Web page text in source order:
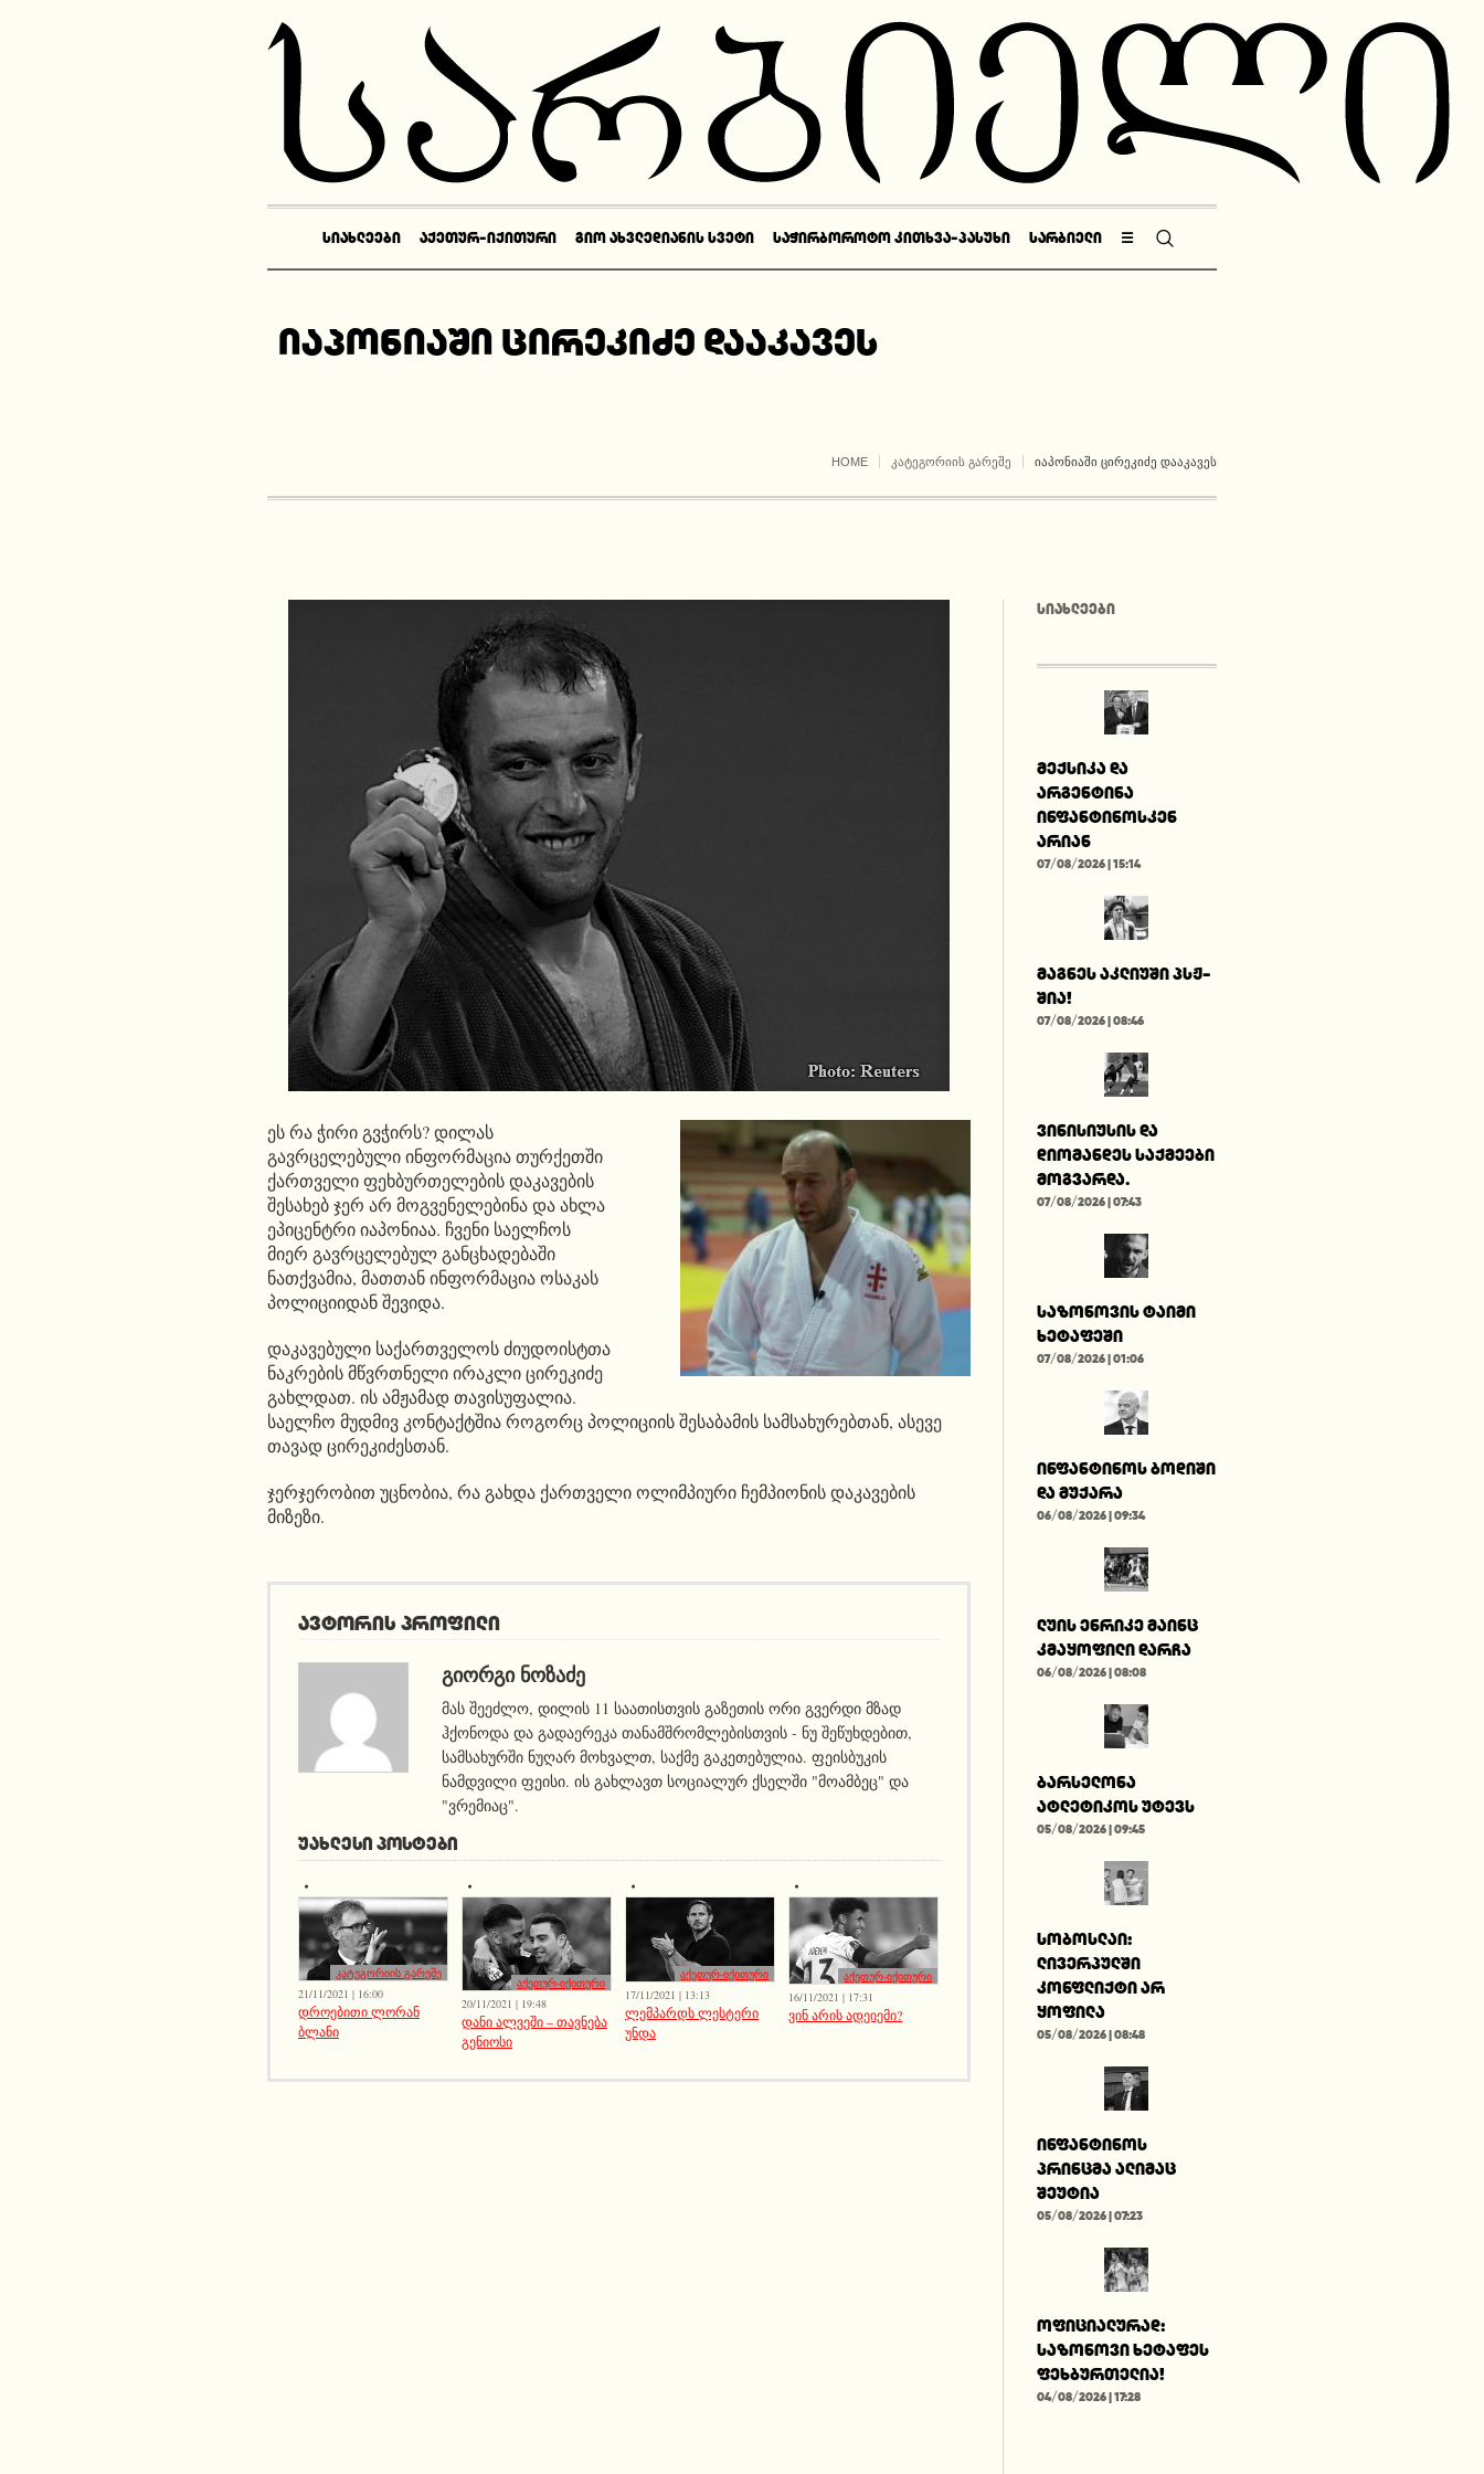
ᲡᲘᲐᲮᲚᲔᲔᲑᲘ ᲐᲥᲔᲗᲣᲠ-ᲘᲥᲘᲗᲣᲠᲘ ᲒᲘᲝ ᲐᲮᲕᲚᲔᲓᲘᲐᲜᲘᲡ ᲡᲕᲔᲢᲘ ᲡᲐᲭᲘᲠᲑᲝᲠᲝᲢᲝ ᲙᲘᲗᲮᲕᲐ-ᲞᲐᲡᲣᲮᲘ ᲡᲐᲠᲑᲘᲔᲚᲘ ☰
იაპონიაში ცირეკიძე დააკავეს
HOME ᲙᲐᲢᲔᲒᲝᲠᲘᲘᲡ ᲒᲐᲠᲔᲨᲔ ᲘᲐᲞᲝᲜᲘᲐᲨᲘ ᲪᲘᲠᲔᲙᲘᲫᲔ ᲓᲐᲐᲙᲐᲕᲔᲡ
ეს რა ჭირი გვჭირს? დილას
გავრცელებული ინფორმაცია თურქეთში
ქართველი ფეხბურთელების დაკავების
შესახებ ჯერ არ მოგვენელებინა და ახლა
ეპიცენტრი იაპონიაა. ჩვენი საელჩოს
მიერ გავრცელებულ განცხადებაში
ნათქვამია, მათთან ინფორმაცია ოსაკას
პოლიციიდან შევიდა.
დაკავებული საქართველოს ძიუდოისტთა
ნაკრების მწვრთნელი ირაკლი ცირეკიძე
გახლდათ. ის ამჟამად თავისუფალია.
საელჩო მუდმივ კონტაქტშია როგორც პოლიციის შესაბამის სამსახურებთან, ასევე
თავად ცირეკიძესთან.
ჯერჯერობით უცნობია, რა გახდა ქართველი ოლიმპიური ჩემპიონის დაკავების
მიზეზი.
ავტორის პროფილი
ᲒᲘᲝᲠᲒᲘ ᲜᲝᲖᲐᲫᲔ
მას შეეძლო, დილის 11 საათისთვის გაზეთის ორი გვერდი მზად
ჰქონოდა და გადაერეკა თანამშრომლებისთვის - ნუ შეწუხდებით,
სამსახურში ნუღარ მოხვალთ, საქმე გაკეთებულია. ფეისბუკის
ნამდვილი ფეისი. ის გახლავთ სოციალურ ქსელში "მოამბეც" და
"ვრემიაც".
ᲣᲐᲮᲚᲔᲡᲘ ᲞᲝᲡᲢᲔᲑᲘ
კატეგორიის გარეშე
21/11/2021 | 16:00
დროებითი ლორან
ბლანი
აქეთურ-იქითური
20/11/2021 | 19:48
დანი ალვეში – თავნება
გენიოსი
აქეთურ-იქითური
17/11/2021 | 13:13
ლემპარდს ლესტერი
უნდა
აქეთურ-იქითური
16/11/2021 | 17:31
ვინ არის ადეიემი?
ᲡᲘᲐᲮᲚᲔᲔᲑᲘ
მექსიკა და
არგენტინა
ინფანტინოსკენ
არიან
07/08/2026 | 15:14
მაგნეს აკლიუში პსჟ-
შია!
07/08/2026 | 08:46
ვინისიუსის და
დიომანდეს საქმეები
მოგვარდა.
07/08/2026 | 07:43
საზონოვის ტაიმი
ხეტაფეში
07/08/2026 | 01:06
ინფანტინოს ბოდიში
და მუქარა
06/08/2026 | 09:34
ლუის ენრიკე მაინც
კმაყოფილი დარჩა
06/08/2026 | 08:08
ბარსელონა
ატლეტიკოს უტევს
05/08/2026 | 09:45
სობოსლაი:
ლივერპულში
კონფლიქტი არ
ყოფილა
05/08/2026 | 08:48
ინფანტინოს
პრინცმა ალიმაც
შეუტია
05/08/2026 | 07:23
ოფიციალურად:
საზონოვი ხეტაფეს
ფეხბურთელია!
04/08/2026 | 17:28